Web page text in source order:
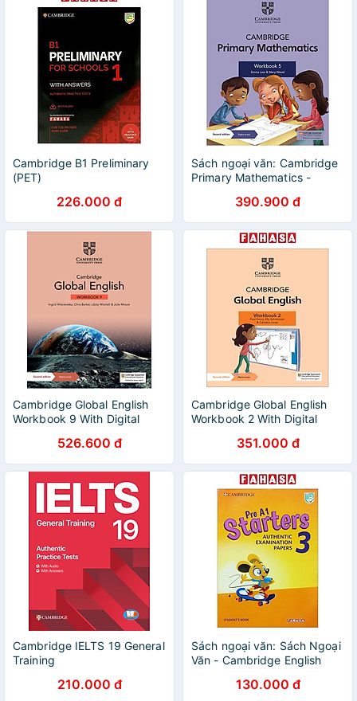
Cambridge B1 Preliminary
(PET)
226.000 đ
Sách ngoại văn: Cambridge
Primary Mathematics -
Access (1 Year) (2nd Edition)
390.900 đ
Cambridge Global English
Workbook 9 With Digital
526.600 đ
Cambridge Global English
Workbook 2 With Digital
351.000 đ
Cambridge IELTS 19 General
Training
210.000 đ
Sách ngoại văn: Sách Ngoại
Văn - Cambridge English
130.000 đ